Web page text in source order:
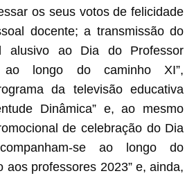
os seus votos de felicidade
docente; a transmissão do
alusivo ao Dia do Professor
ao longo do caminho XI”,
da televisão educativa
Dinâmica” e, ao mesmo
de celebração do Dia
se ao longo do
aos professores 2023” e, ainda,